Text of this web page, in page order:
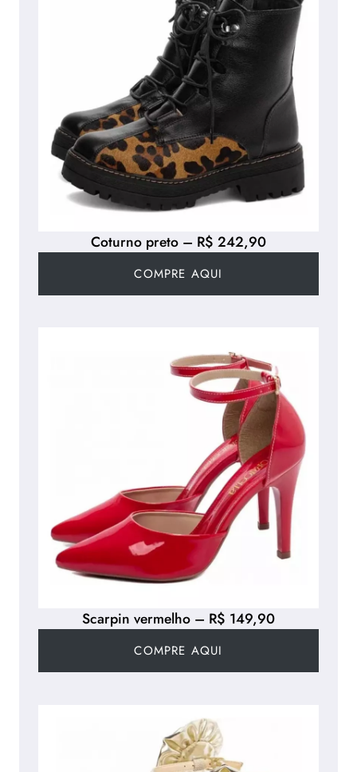
Coturno preto – R$ 242,90
COMPRE AQUI
Scarpin vermelho – R$ 149,90
COMPRE AQUI